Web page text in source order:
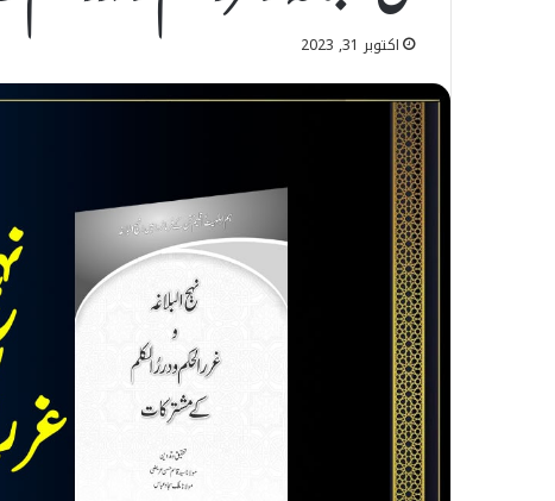
اکتوبر 31, 2023